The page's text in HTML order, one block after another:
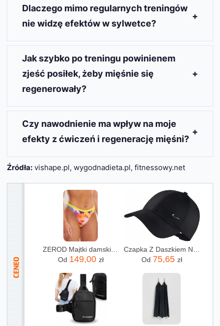
niezbędnej energii do intensywnego wysiłku.
Spożywanie wyłącznie białka może prowadzić do
zmęczenia i braku energii podczas ćwiczeń.
Dlaczego mimo regularnych treningów
nie widzę efektów w sylwetce?
która nie dostarcza odpowiednich składników
odżywczych. Ważne jest, aby dieta była
dopasowana do celu treningowego.
Jak szybko po treningu powinienem
zjeść posiłek, żeby mięśnie się
regenerowały?
15–30 minut, aby najszybciej uzupełnić zapasy
glikogenu i wspierać regenerację mięśni.
Czy nawodnienie ma wpływ na moje
efekty z ćwiczeń i regenerację mięśni?
ćwiczeń i regeneracji mięśni. Właściwe
nawodnienie poposiłkowe wpływa na ogólną
wydolność organizmu.
Źródła: vishape.pl, wygodnadieta.pl, fitnessowy.net
ZEROD Majtki damskie SWIM BOTTOM brushwave
Od 149,00 zł
Czapka Z Daszkiem Nike Swoosh Metal Czarna
Od 75,65 zł